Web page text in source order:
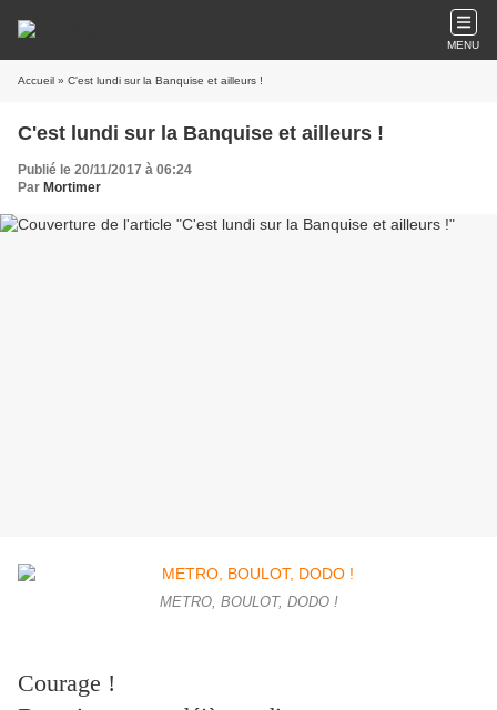
MENU
Accueil » C'est lundi sur la Banquise et ailleurs !
C'est lundi sur la Banquise et ailleurs !
Publié le 20/11/2017 à 06:24
Par Mortimer
METRO, BOULOT, DODO !
Courage !